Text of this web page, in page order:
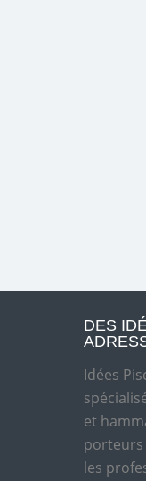
DES
Idées
et
porteurs
les